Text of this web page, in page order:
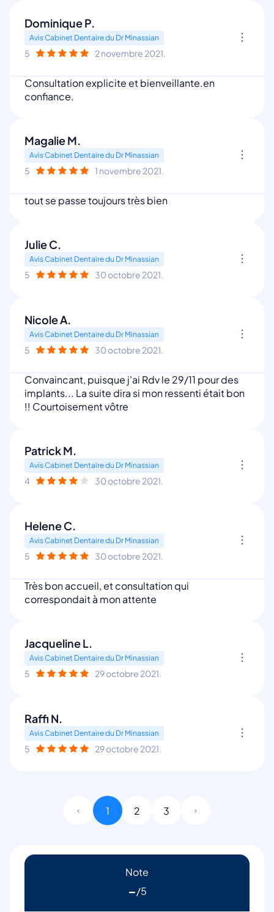
Dominique P.
Avis Cabinet Dentaire du Dr Minassian
5 2 novembre 2021.
Consultation explicite et bienveillante.en
confiance.
Magalie M.
Avis Cabinet Dentaire du Dr Minassian
5 1 novembre 2021.
tout se passe toujours très bien
Julie C.
Avis Cabinet Dentaire du Dr Minassian
5 30 octobre 2021.
Nicole A.
Avis Cabinet Dentaire du Dr Minassian
5 30 octobre 2021.
Convaincant, puisque j'ai Rdv le 29/11 pour des
implants... La suite dira si mon ressenti était bon
!! Courtoisement vôtre
Patrick M.
Avis Cabinet Dentaire du Dr Minassian
4 30 octobre 2021.
Helene C.
Avis Cabinet Dentaire du Dr Minassian
5 30 octobre 2021.
Très bon accueil, et consultation qui
correspondait à mon attente
Jacqueline L.
Avis Cabinet Dentaire du Dr Minassian
5 29 octobre 2021.
Raffi N.
Avis Cabinet Dentaire du Dr Minassian
5 29 octobre 2021.
1 2 3
Note
-